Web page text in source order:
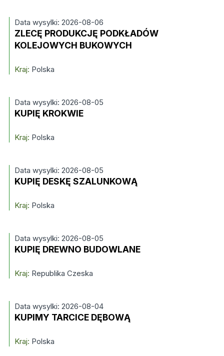
Data wysylki: 2026-08-06
ZLECĘ PRODUKCJĘ PODKŁADÓW
KOLEJOWYCH BUKOWYCH
Kraj: Polska
Data wysylki: 2026-08-05
KUPIĘ KROKWIE
Kraj: Polska
Data wysylki: 2026-08-05
KUPIĘ DESKĘ SZALUNKOWĄ
Kraj: Polska
Data wysylki: 2026-08-05
KUPIĘ DREWNO BUDOWLANE
Kraj: Republika Czeska
Data wysylki: 2026-08-04
KUPIMY TARCICE DĘBOWĄ
Kraj: Polska